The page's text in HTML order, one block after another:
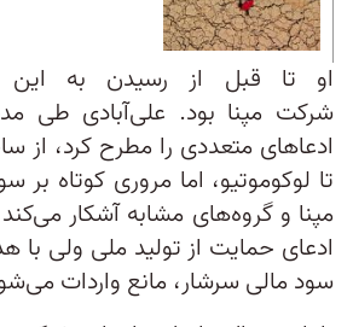
او تا قبل از رسیدن به این
شرکت مپنا بود. علی‌آبادی طی
ادعاهای متعددی را مطرح کرد، از
تا لوکوموتیو، اما مروری کوتاه بر
مپنا و گروه‌های مشابه آشکار
ادعای حمایت از تولید ملی ولی
سود مالی سرشار، مانع واردات